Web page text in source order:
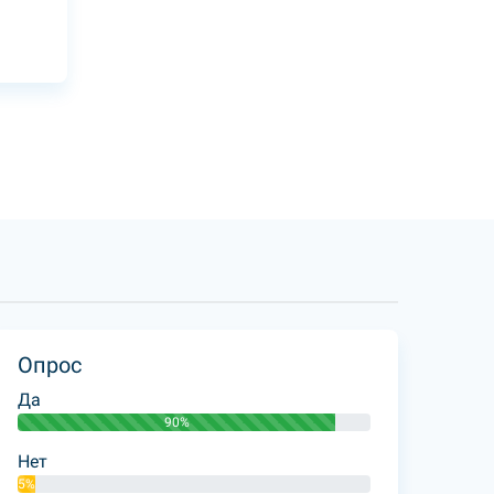
Опрос
Да
90%
Нет
5%